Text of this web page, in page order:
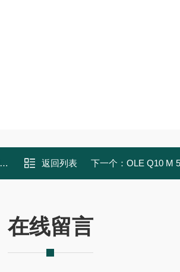
返回列表 下一个： OLE Q10 M 500
在线留言